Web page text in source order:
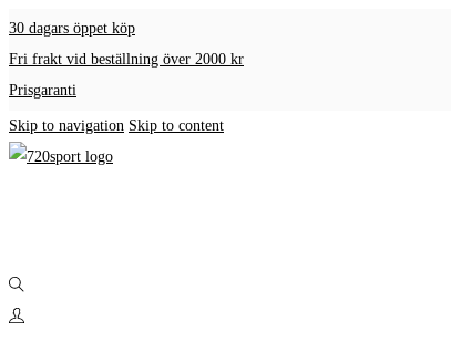
30 dagars öppet köp
Fri frakt vid beställning över 2000 kr
Prisgaranti
Skip to navigation Skip to content